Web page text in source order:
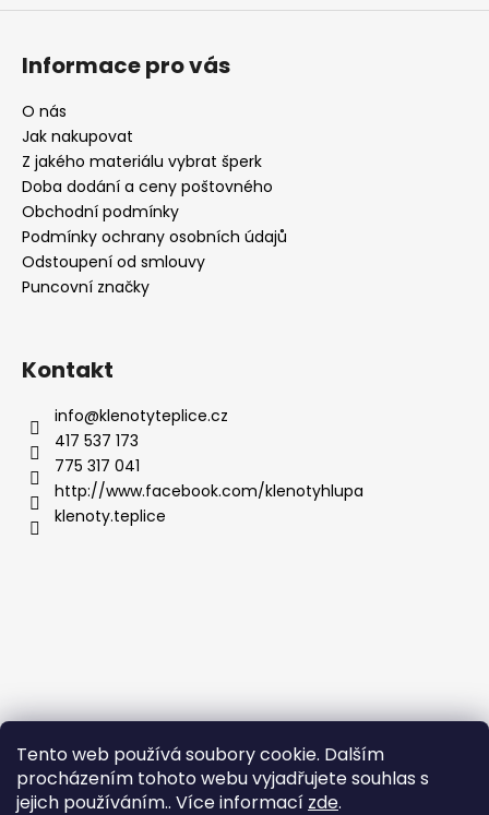
Tento web používá soubory cookie. Dalším
procházením tohoto webu vyjadřujete souhlas s
jejich používáním.. Více informací zde.
u
Informace pro vás
O nás
Jak nakupovat
Z jakého materiálu vybrat šperk
Doba dodání a ceny poštovného
Obchodní podmínky
Podmínky ochrany osobních údajů
Odstoupení od smlouvy
Puncovní značky
Kontakt
info@klenotyteplice.cz
417 537 173
775 317 041
http://www.facebook.com/klenotyhlupa
klenoty.teplice